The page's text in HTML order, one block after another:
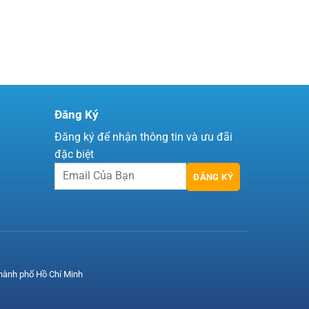
Đăng Ký
Đăng ký để nhận thông tin và ưu đãi
đặc biệt
ĐĂNG KÝ
phố Hồ Chí Minh